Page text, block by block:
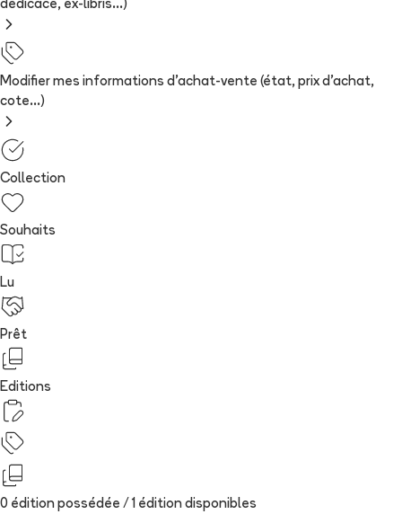
dédicace, ex-libris...)
Modifier mes informations d'achat-vente (état, prix d'achat,
cote...)
Collection
Souhaits
Lu
Prêt
Editions
0 édition possédée / 1 édition disponibles